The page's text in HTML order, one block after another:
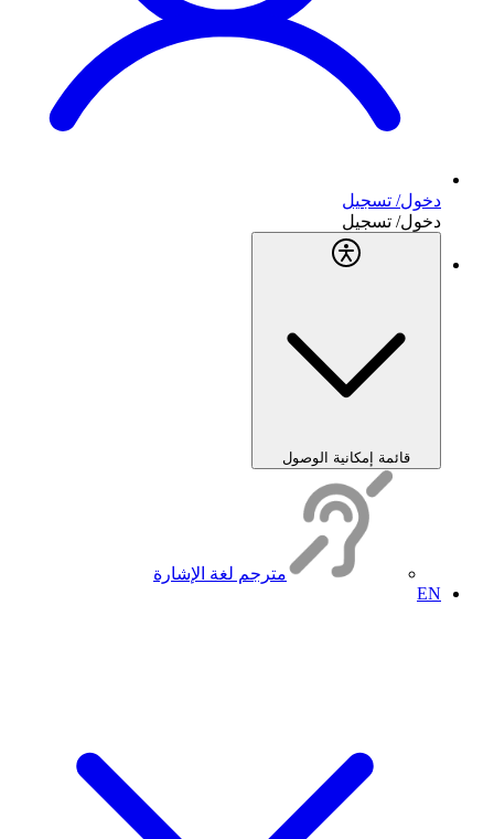
دخول/ تسجيل
دخول/ تسجيل
قائمة إمكانية الوصول
مترجم لغة الإشارة
EN